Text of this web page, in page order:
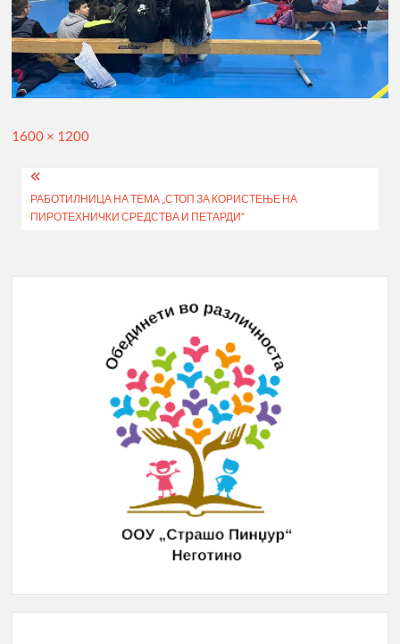
Full
1600 × 1200
Post
navigation
РАБОТИЛНИЦА НА ТЕМА „СТОП ЗА КОРИСТЕЊЕ НА
ПИРОТЕХНИЧКИ СРЕДСТВА И ПЕТАРДИ“